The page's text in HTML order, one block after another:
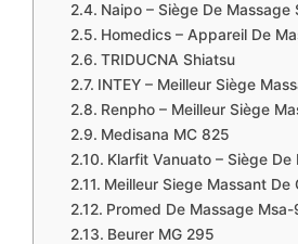
​Naipo – Siège De Massage
​Homedics – Appareil De
​TRIDUCNA Shiatsu
​INTEY – Meilleur Siège
​Renpho – Meilleur Siège
​Medisana MC 825
​Klarfit Vanuato – Siège De
​Meilleur Siege Massant De
​Promed De Massage
​Beurer MG 295